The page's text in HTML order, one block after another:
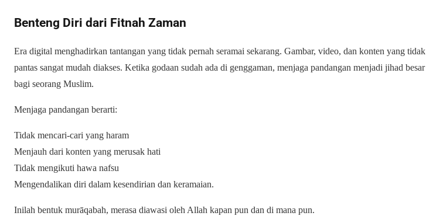
Benteng Diri dari Fitnah Zaman
Era digital menghadirkan tantangan yang tidak pernah seramai sekarang. Gambar, video, dan konten yang tidak
pantas sangat mudah diakses. Ketika godaan sudah ada di genggaman, menjaga pandangan menjadi jihad besar
bagi seorang Muslim.
Menjaga pandangan berarti:
Tidak mencari-cari yang haram
Menjauh dari konten yang merusak hati
Tidak mengikuti hawa nafsu
Mengendalikan diri dalam kesendirian dan keramaian.
Inilah bentuk murāqabah, merasa diawasi oleh Allah kapan pun dan di mana pun.